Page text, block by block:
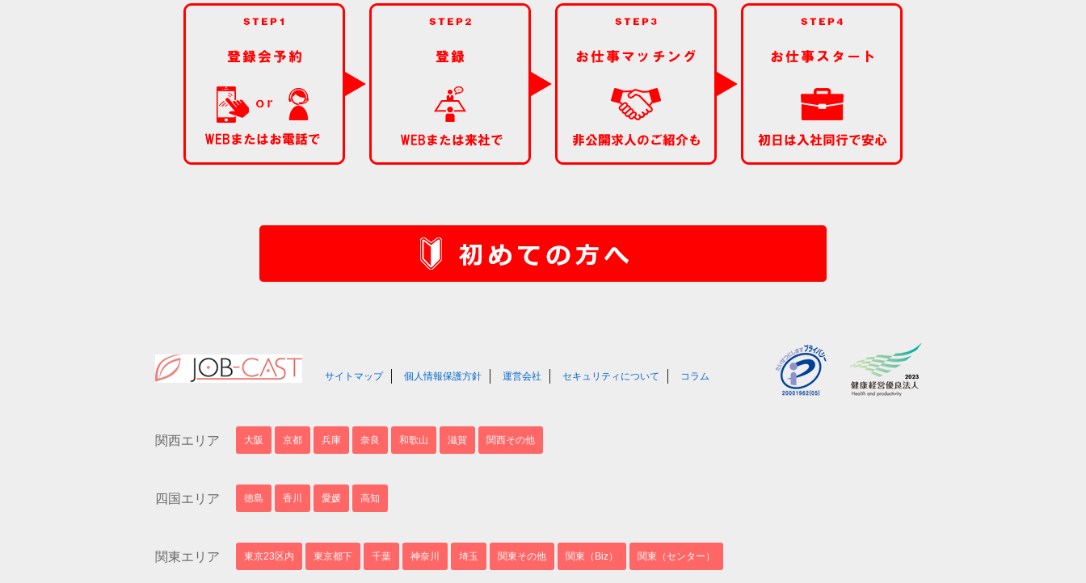
サイトマップ 個人情報保護方針 運営会社 セキュリティについて コラム
関西エリア 大阪 京都 兵庫 奈良 和歌山 滋賀 関西その他
四国エリア 徳島 香川 愛媛 高知
関東エリア 東京23区内 東京都下 千葉 神奈川 埼玉 関東その他 関東（Biz） 関東（センター）